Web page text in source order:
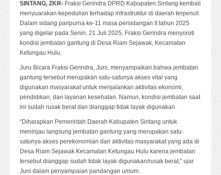
SINTANG, ZKR- Fraksi Gerindra DPRD Kabupaten Sintang kembali
menyuarakan kepedulian terhadap infrastruktur di daerah terpencil.
Dalam sidang paripurna ke-11 masa persidangan II tahun 2025
yang digelar pada Senin, 21 Juli 2025, Fraksi Gerindra menyoroti
kondisi jembatan gantung di Desa Riam Sejawak, Kecamatan
Ketungau Hulu.
Juru Bicara Fraksi Gerindra, Juni, menyampaikan bahwa jembatan
gantung tersebut merupakan satu-satunya akses vital yang
digunakan masyarakat untuk menjalankan aktivitas ekonomi,
pendidikan, dan layanan kesehatan. Namun, kondisi jembatan saat
ini sudah rusak berat dan dianggap tidak layak digunakan.
“Diharapkan Pemerintah Daerah Kabupaten Sintang untuk
meninjau langsung jembatan gantung yang merupakan satu-
satunya akses perekonomian dan aktivitas masyarakat yang ada di
Desa Riam Sejawak Kecamatan Ketungau Hulu karena jembatan
tersebut dianggap sudah tidak layak digunakan/rusak berat,” ujar
Juni dalam penyampaian pandangan umum.